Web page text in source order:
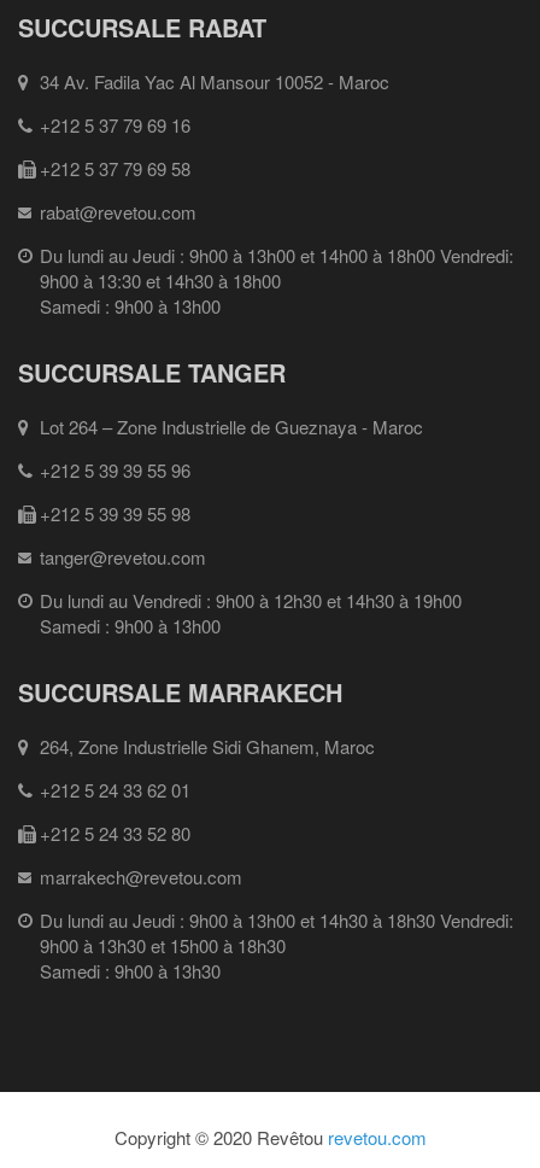
SUCCURSALE RABAT
34 Av. Fadila Yac Al Mansour 10052 - Maroc
+212 5 37 79 69 16
+212 5 37 79 69 58
rabat@revetou.com
Du lundi au Jeudi : 9h00 à 13h00 et 14h00 à 18h00 Vendredi:
9h00 à 13:30 et 14h30 à 18h00
Samedi : 9h00 à 13h00
SUCCURSALE TANGER
Lot 264 – Zone Industrielle de Gueznaya - Maroc
+212 5 39 39 55 96
+212 5 39 39 55 98
tanger@revetou.com
Du lundi au Vendredi : 9h00 à 12h30 et 14h30 à 19h00
Samedi : 9h00 à 13h00
SUCCURSALE MARRAKECH
264, Zone Industrielle Sidi Ghanem, Maroc
+212 5 24 33 62 01
+212 5 24 33 52 80
marrakech@revetou.com
Du lundi au Jeudi : 9h00 à 13h00 et 14h30 à 18h30 Vendredi:
9h00 à 13h30 et 15h00 à 18h30
Samedi : 9h00 à 13h30
Copyright © 2020 Revêtou revetou.com